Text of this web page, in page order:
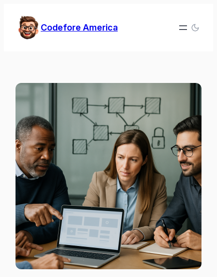
Inhalt
springen
Codefore America